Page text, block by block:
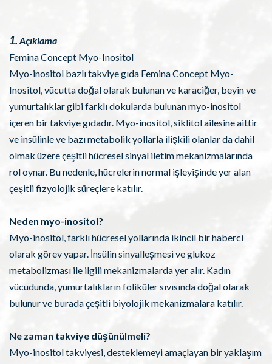
1. Açıklama
Femina Concept Myo-Inositol
Myo-inositol bazlı takviye gıda Femina Concept Myo-
Inositol, vücutta doğal olarak bulunan ve karaciğer, beyin ve
yumurtalıklar gibi farklı dokularda bulunan myo-inositol
içeren bir takviye gıdadır. Myo-inositol, siklitol ailesine aittir
ve insülinle ve bazı metabolik yollarla ilişkili olanlar da dahil
olmak üzere çeşitli hücresel sinyal iletim mekanizmalarında
rol oynar. Bu nedenle, hücrelerin normal işleyişinde yer alan
çeşitli fizyolojik süreçlere katılır.
Neden myo-inositol?
Myo-inositol, farklı hücresel yollarında ikincil bir haberci
olarak görev yapar. İnsülin sinyalleşmesi ve glukoz
metabolizması ile ilgili mekanizmalarda yer alır. Kadın
vücudunda, yumurtalıkların foliküler sıvısında doğal olarak
bulunur ve burada çeşitli biyolojik mekanizmalara katılır.
Ne zaman takviye düşünülmeli?
Myo-inositol takviyesi, desteklemeyi amaçlayan bir yaklaşım